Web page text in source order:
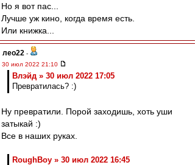
Но я вот пас...
Лучше уж кино, когда время есть.
Или книжка...
лео22 -
30 июл 2022 21:10
Влэйд » 30 июл 2022 17:05
Превратилась? :)
Ну превратили. Порой заходишь, хоть уши
затыкай :)
Все в наших руках.
RoughBoy » 30 июл 2022 16:45